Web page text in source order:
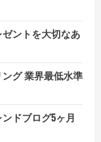
ントを大切なあ
グ 業界最低水準
ドブログ5ヶ月